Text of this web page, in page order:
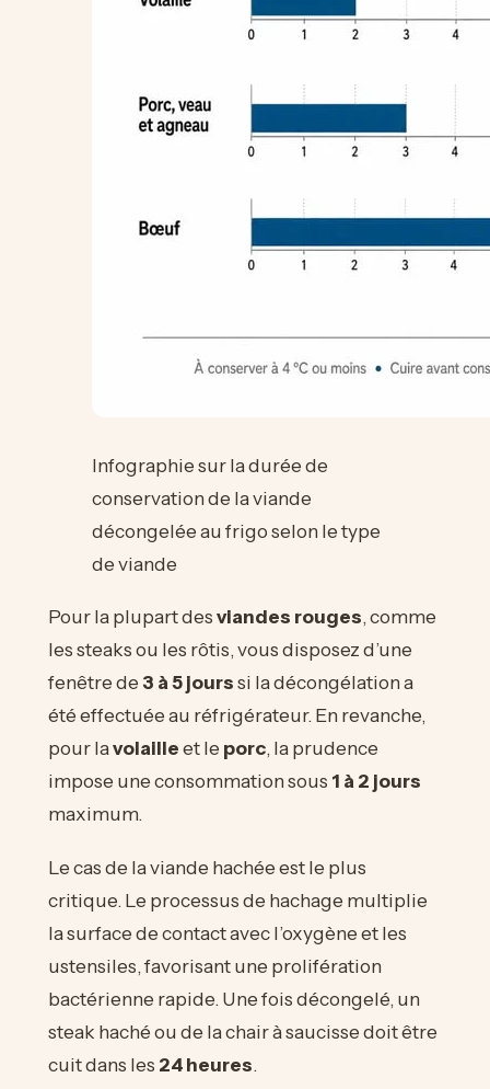
Infographie sur la durée de
conservation de la viande
décongelée au frigo selon le type
de viande
Pour la plupart desviandes rouges, comme
les steaks ou les rôtis, vous disposez d’une
fenêtre de 3 à 5 jourssi la décongélation a
été effectuée au réfrigérateur. En revanche,
pour lavolailleet le porc, la prudence
impose une consommation sous 1 à 2 jours
maximum.
Le cas de la viande hachée est le plus
critique. Le processus de hachage multiplie
la surface de contact avec l’oxygène et les
ustensiles, favorisant une prolifération
bactérienne rapide. Une fois décongelé, un
steak haché ou de la chair à saucisse doit être
cuit dans les 24 heures.